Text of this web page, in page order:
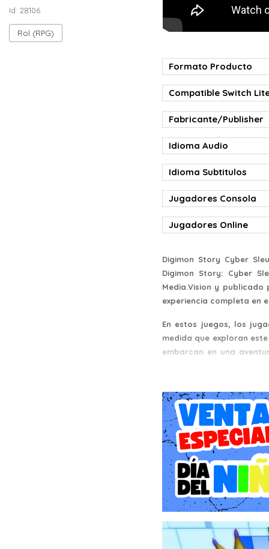
Id: 28106
Rol (RPG)
Formato Producto
Compatible Switch
Fabricante/Publisher
Idioma Audio
Idioma Subtitulos
Jugadores Consola
Jugadores Online
Digimon Story Cyber
Digimon Story: Cyber
Media.Vision y
experiencia completa en
En estos juegos, los
medida que exploran
embarcan en una
jugadores pueden
habilidades y
transformarse en formas
La historia se desarrolla
Además, hay batallas
especiales de los
La Complete Edition
explorar un mundo